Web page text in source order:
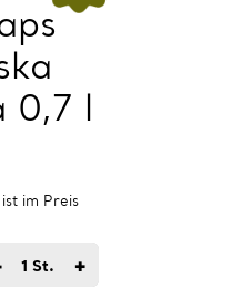
0,7 l
im Preis
1 St. +